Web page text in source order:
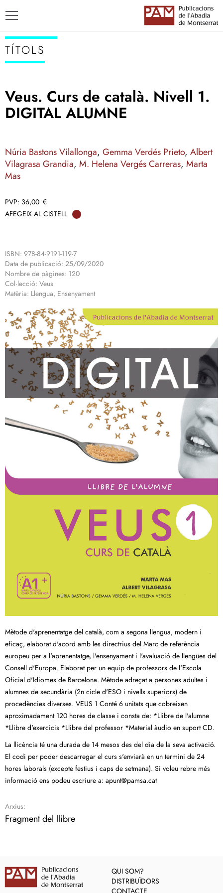
TÍTOLS
TÍTOLS
Veus. Curs de català. Nivell 1.
DIGITAL ALUMNE
Núria Bastons Vilallonga, Gemma Verdés Prieto, Albert
Vilagrasa Grandia, M. Helena Vergés Carreras, Marta
Mas
36,00 €
AFEGEIX AL CISTELL
ISBN: 978-84-9191-119-7
Data de publicació: 25/09/2020
Nombre de pàgines: 120
Col·lecció: Veus
Matèria: Llengua, Ensenyament
Mètode d'aprenentatge del català, com a segona llengua, modern i
eficaç, elaborat d'acord amb les directrius del Marc de referència
europeu per a l'aprenentatge, l'ensenyament i l'avaluació de llengües del
Consell d'Europa. Elaborat per un equip de professors de l'Escola
Oficial d'Idiomes de Barcelona. Mètode adreçat a persones adultes i
alumnes de secundària (2n cicle d'ESO i nivells superiors) de
procedències diverses. VEUS 1 Conté 6 unitats que cobreixen
aproximadament 120 hores de classe i consta de: *Llibre de l'alumne
*Llibre d'exercicis *Llibre del professor *Material àudio en suport CD.
La llicència té una durada de 14 mesos des del dia de la seva activació.
El codi per poder descarregar el curs s'enviarà en un termini de 24
hores laborals (excepte festius i caps de setmana). Si voleu rebre més
informació ens podeu escriure a: apunt@pamsa.cat
Arxius:
Fragment del llibre
QUI SOM?
DISTRIBUÏDORS
CONTACTE